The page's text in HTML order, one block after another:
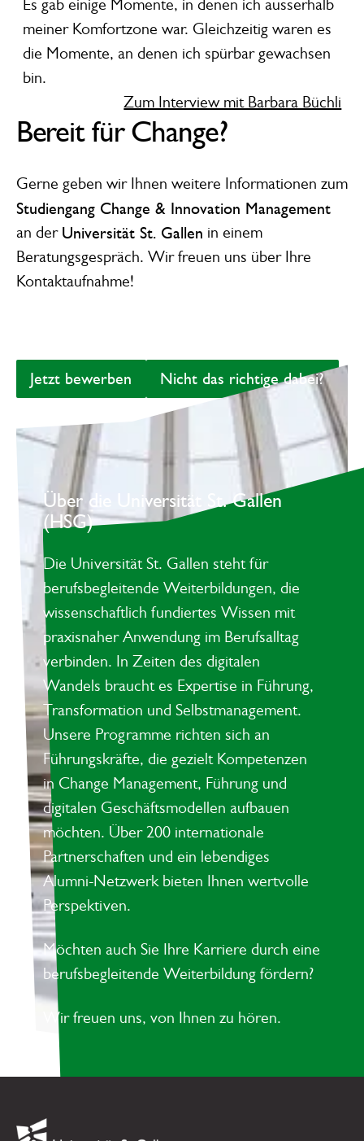
Es gab einige Momente, in denen ich ausserhalb
meiner Komfortzone war. Gleichzeitig waren es
die Momente, an denen ich spürbar gewachsen
bin.
Zum Interview mit Barbara Büchli
Bereit für Change?
Gerne geben wir Ihnen weitere Informationen zum
Studiengang Change & Innovation Management
an der Universität St. Gallen in einem
Beratungsgespräch. Wir freuen uns über Ihre
Kontaktaufnahme!
Jetzt bewerben
Jetzt bewerben
Nicht das richtige
Nicht das richtige dabei?
Über die Universität St. Gallen
(HSG)
Die Universität St. Gallen steht für
berufsbegleitende Weiterbildungen, die
wissenschaftlich fundiertes Wissen mit
praxisnaher Anwendung im Berufsalltag
verbinden. In Zeiten des digitalen
Wandels braucht es Expertise in Führung,
Transformation und Selbstmanagement.
Unsere Programme richten sich an
Führungskräfte, die gezielt Kompetenzen
in Change Management, Führung und
digitalen Geschäftsmodellen aufbauen
möchten. Über 200 internationale
Partnerschaften und ein lebendiges
Alumni-Netzwerk bieten Ihnen wertvolle
Perspektiven.
Möchten auch Sie Ihre Karriere durch eine
berufsbegleitende Weiterbildung fördern?
Wir freuen uns, von Ihnen zu hören.
Link zur Startseite